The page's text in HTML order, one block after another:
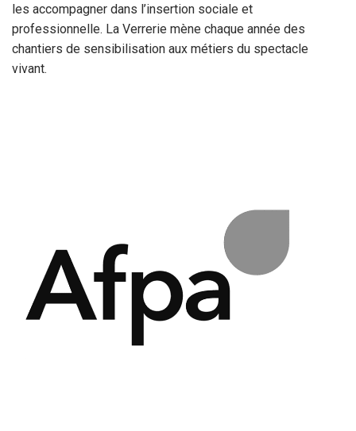
les accompagner dans l’insertion sociale et
professionnelle. La Verrerie mène chaque année des
chantiers de sensibilisation aux métiers du spectacle
vivant.